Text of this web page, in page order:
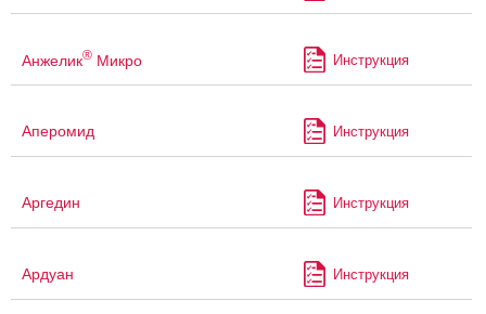
Анжелик® Микро Инструкция
Аперомид Инструкция
Аргедин Инструкция
Ардуан Инструкция